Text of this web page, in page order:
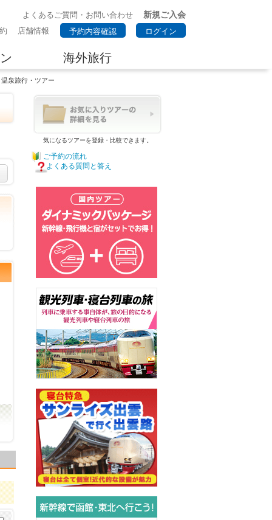
よくあるご質問・お問い合わせ 新規ご入会
店舗情報 予約内容確認 ログイン
海外旅行
泉旅行・ツアー
気になるツアーを登録・比較できます。
ご予約の流れ
よくある質問と答え